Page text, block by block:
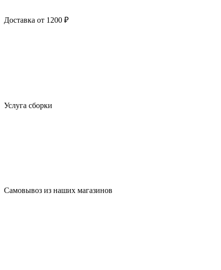
Доставка от 1200 ₽
Услуга сборки
Самовывоз из наших магазинов